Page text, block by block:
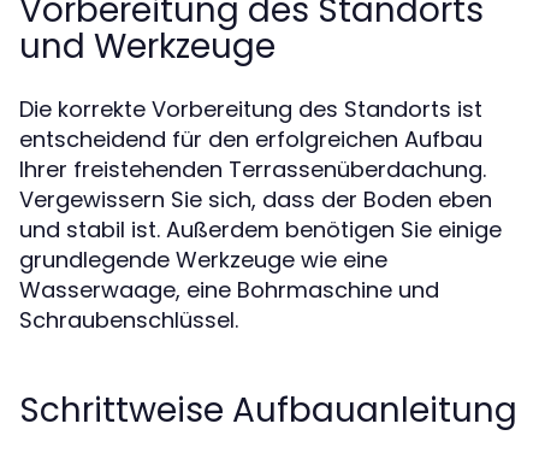
Vorbereitung des Standorts
und Werkzeuge
Die korrekte Vorbereitung des Standorts ist
entscheidend für den erfolgreichen Aufbau
Ihrer freistehenden Terrassenüberdachung.
Vergewissern Sie sich, dass der Boden eben
und stabil ist. Außerdem benötigen Sie einige
grundlegende Werkzeuge wie eine
Wasserwaage, eine Bohrmaschine und
Schraubenschlüssel.
Schrittweise Aufbauanleitung